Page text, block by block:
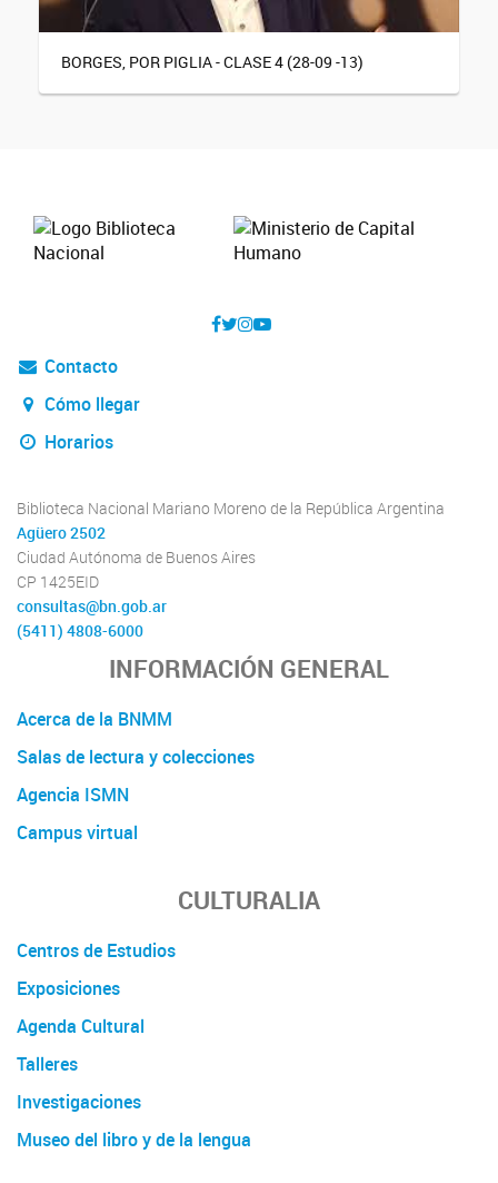
BORGES, POR PIGLIA - CLASE 4 (28-09 -13)
Contacto
Cómo llegar
Horarios
Biblioteca Nacional Mariano Moreno de la República Argentina
Agüero 2502
Ciudad Autónoma de Buenos Aires
CP 1425EID
consultas@bn.gob.ar
(5411) 4808-6000
INFORMACIÓN GENERAL
Acerca de la BNMM
Salas de lectura y colecciones
Agencia ISMN
Campus virtual
CULTURALIA
Centros de Estudios
Exposiciones
Agenda Cultural
Talleres
Investigaciones
Museo del libro y de la lengua